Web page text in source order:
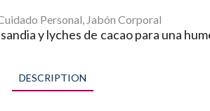
Personal, Jabón Corporal
y lyches de cacao para una
DESCRIPTION